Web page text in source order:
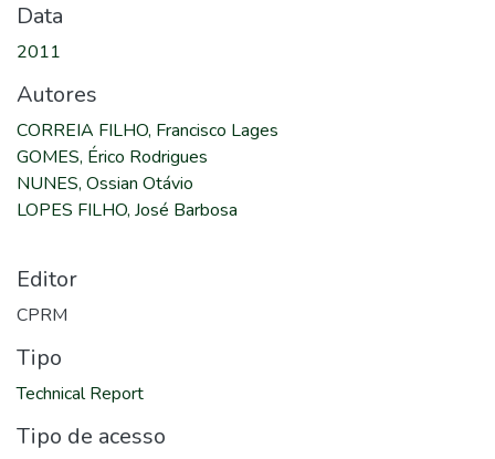
Data
2011
Autores
CORREIA FILHO, Francisco Lages
GOMES, Érico Rodrigues
NUNES, Ossian Otávio
LOPES FILHO, José Barbosa
Editor
CPRM
Tipo
Technical Report
Tipo de acesso